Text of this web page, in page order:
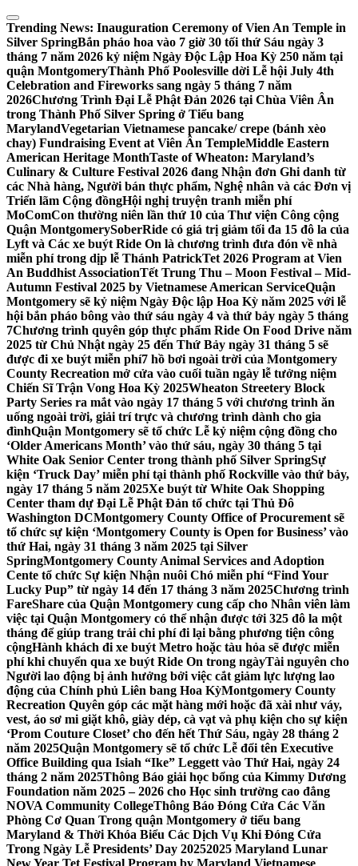
Skip
to
content
Trending News: Inauguration Ceremony of Vien An Temple in
Silver SpringBắn pháo hoa vào 7 giờ 30 tối thứ Sáu ngày 3
tháng 7 năm 2026 kỷ niệm Ngày Độc Lập Hoa Kỳ 250 năm tại
quận MontgomeryThành Phố Poolesville dời Lễ hội July 4th
Celebration and Fireworks sang ngày 5 tháng 7 năm
2026Chương Trình Đại Lễ Phật Đản 2026 tại Chùa Viên Ân
trong Thành Phố Silver Spring ở Tiểu bang
MarylandVegetarian Vietnamese pancake/ crepe (bánh xèo
chay) Fundraising Event at Viên Ân TempleMiddle Eastern
American Heritage MonthTaste of Wheaton: Maryland’s
Culinary & Culture Festival 2026 đang Nhận đơn Ghi danh từ
các Nhà hàng, Người bán thực phẩm, Nghệ nhân và các Đơn vị
Triển lãm Cộng đồngHội nghị truyện tranh miễn phí
MoComCon thường niên lần thứ 10 của Thư viện Công cộng
Quận MontgomerySoberRide có giá trị giảm tối đa 15 đô la của
Lyft và Các xe buýt Ride On là chương trình đưa đón về nhà
miễn phí trong dịp lễ Thánh PatrickTet 2026 Program at Vien
An Buddhist AssociationTết Trung Thu – Moon Festival – Mid-
Autumn Festival 2025 by Vietnamese American ServiceQuận
Montgomery sẽ kỷ niệm Ngày Độc lập Hoa Kỳ năm 2025 với lễ
hội bắn pháo bông vào thứ sáu ngày 4 và thứ bảy ngày 5 tháng
7Chương trình quyên góp thực phẩm Ride On Food Drive năm
2025 từ Chủ Nhật ngày 25 đến Thứ Bảy ngày 31 tháng 5 sẽ
được đi xe buýt miễn phí7 hồ bơi ngoài trời của Montgomery
County Recreation mở cửa vào cuối tuần ngày lễ tưởng niệm
Chiến Sĩ Trận Vong Hoa Kỳ 2025Wheaton Streetery Block
Party Series ra mắt vào ngày 17 tháng 5 với chương trình ăn
uống ngoài trời, giải trí trực và chương trình dành cho gia
đìnhQuận Montgomery sẽ tổ chức Lễ kỷ niệm cộng đồng cho
‘Older Americans Month’ vào thứ sáu, ngày 30 tháng 5 tại
White Oak Senior Center trong thành phố Silver SpringSự
kiện ‘Truck Day’ miễn phí tại thành phố Rockville vào thứ bảy,
ngày 17 tháng 5 năm 2025Xe buýt từ White Oak Shopping
Center tham dự Đại Lễ Phật Đản tổ chức tại Thủ Đô
Washington DCMontgomery County Office of Procurement sẽ
tổ chức sự kiện ‘Montgomery County is Open for Business’ vào
thứ Hai, ngày 31 tháng 3 năm 2025 tại Silver
SpringMontgomery County Animal Services and Adoption
Cente tổ chức Sự kiện Nhận nuôi Chó miễn phí “Find Your
Lucky Pup” từ ngày 14 đến 17 tháng 3 năm 2025Chương trình
FareShare của Quận Montgomery cung cấp cho Nhân viên làm
việc tại Quận Montgomery có thể nhận được tới 325 đô la một
tháng để giúp trang trải chi phí đi lại bằng phương tiện công
cộngHành khách đi xe buýt Metro hoặc tàu hỏa sẽ được miễn
phí khi chuyển qua xe buýt Ride On trong ngàyTài nguyên cho
Người lao động bị ảnh hưởng bởi việc cắt giảm lực lượng lao
động của Chính phủ Liên bang Hoa KỳMontgomery County
Recreation Quyên góp các mặt hàng mới hoặc đã xài như váy,
vest, áo sơ mi giặt khô, giày dép, cà vạt và phụ kiện cho sự kiện
‘Prom Couture Closet’ cho đến hết Thứ Sáu, ngày 28 tháng 2
năm 2025Quận Montgomery sẽ tổ chức Lễ đổi tên Executive
Office Building qua Isiah “Ike” Leggett vào Thứ Hai, ngày 24
tháng 2 năm 2025Thông Báo giải học bổng của Kimmy Dương
Foundation năm 2025 – 2026 cho Học sinh trường cao đẳng
NOVA Community CollegeThông Báo Đóng Cửa Các Văn
Phòng Cơ Quan Trong quận Montgomery ở tiểu bang
Maryland & Thời Khóa Biểu Các Dịch Vụ Khi Đóng Cửa
Trong Ngày Lễ Presidents’ Day 20252025 Maryland Lunar
New Year Tet Festival Program by Maryland Vietnamese